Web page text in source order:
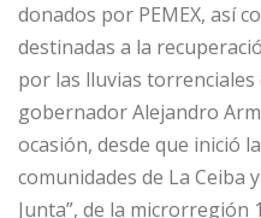
donados por PEMEX, así
destinadas a la
por las lluvias torrenciales
gobernador Alejandro
ocasión, desde que inició
comunidades de La Ceiba
Junta”, de la microrregión